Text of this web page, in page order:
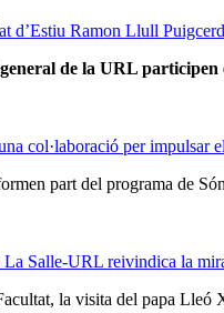
d’Estiu Ramon Llull
de la URL participen
col·laboració per impulsar
part del programa de
Salle-URL reivindica la
la visita del papa